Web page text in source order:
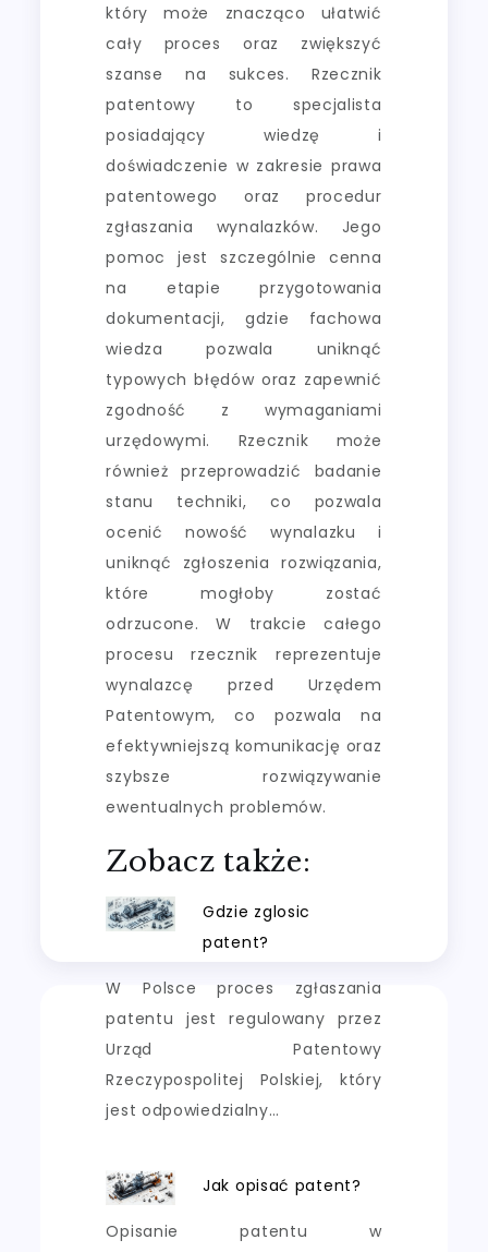
który może znacząco ułatwić
cały proces oraz zwiększyć
szanse na sukces. Rzecznik
patentowy to specjalista
posiadający wiedzę i
doświadczenie w zakresie prawa
patentowego oraz procedur
zgłaszania wynalazków. Jego
pomoc jest szczególnie cenna
na etapie przygotowania
dokumentacji, gdzie fachowa
wiedza pozwala uniknąć
typowych błędów oraz zapewnić
zgodność z wymaganiami
urzędowymi. Rzecznik może
również przeprowadzić badanie
stanu techniki, co pozwala
ocenić nowość wynalazku i
uniknąć zgłoszenia rozwiązania,
które mogłoby zostać
odrzucone. W trakcie całego
procesu rzecznik reprezentuje
wynalazcę przed Urzędem
Patentowym, co pozwala na
efektywniejszą komunikację oraz
szybsze rozwiązywanie
ewentualnych problemów.
Zobacz także:
Gdzie zglosic
patent?
W Polsce proces zgłaszania
patentu jest regulowany przez
Urząd Patentowy
Rzeczypospolitej Polskiej, który
jest odpowiedzialny…
Jak opisać patent?
Opisanie patentu w